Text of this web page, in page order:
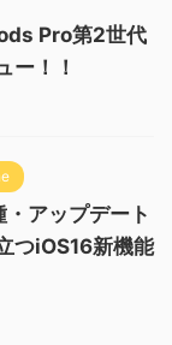
Pro第2世代
ー！！
・アップデート
つiOS16新機能